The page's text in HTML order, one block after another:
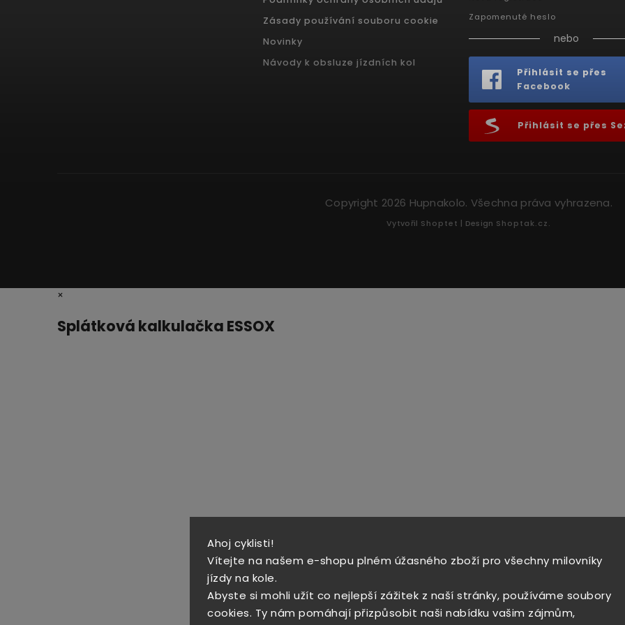
Ahoj cyklisti!
Vítejte na našem e-shopu plném úžasného zboží pro všechny milovníky
jízdy na kole.
Abyste si mohli užít co nejlepší zážitek z naší stránky, používáme soubory
cookies. Ty nám pomáhají přizpůsobit naši nabídku vašim zájmům,
Zásady používání souboru cookie
Novinky
Návody k obsluze jízdních kol
Zapomenuté heslo
nebo
Přihlásit se přes
Facebook
Přihlásit se přes
Copyright 2026 Hupnakolo. Všechna práva vyhrazena.
Vytvořil Shoptet | Design Shoptak.cz.
×
Splátková kalkulačka ESSOX